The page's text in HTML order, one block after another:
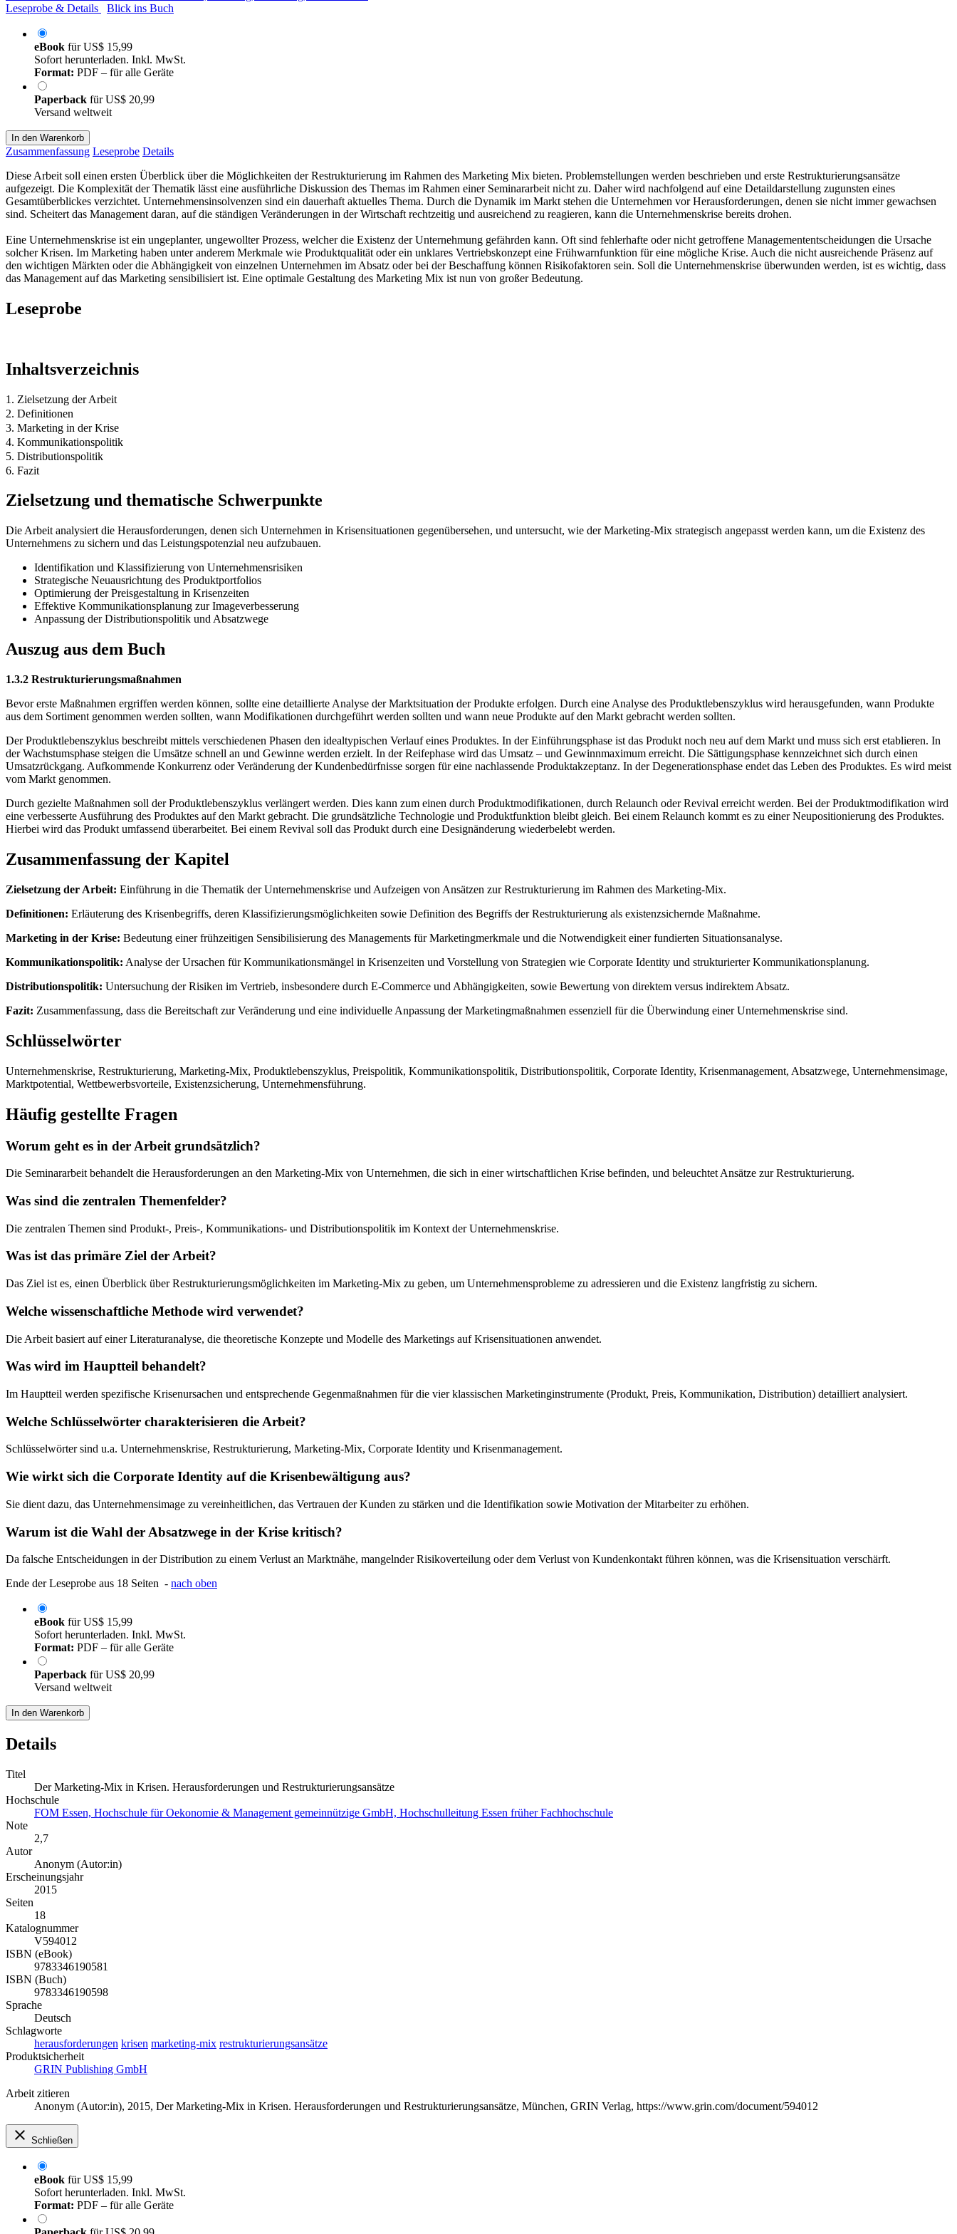
Leseprobe & Details
Blick ins Buch
eBook fürUS$ 15,99
Sofort herunterladen. Inkl. MwSt.
Format: PDF – für alle Geräte
Paperback fürUS$ 20,99
Versand weltweit
In den Warenkorb
Zusammenfassung Leseprobe Details
Diese Arbeit soll einen ersten Überblick über die Möglichkeiten der Restrukturierung im Rahmen des Marketing Mix bieten. Problemstellungen werden beschrieben und erste Restrukturierungsansätze
aufgezeigt. Die Komplexität der Thematik lässt eine ausführliche Diskussion des Themas im Rahmen einer Seminararbeit nicht zu. Daher wird nachfolgend auf eine Detaildarstellung zugunsten eines
Gesamtüberblickes verzichtet. Unternehmensinsolvenzen sind ein dauerhaft aktuelles Thema. Durch die Dynamik im Markt stehen die Unternehmen vor Herausforderungen, denen sie nicht immer gewachsen
sind. Scheitert das Management daran, auf die ständigen Veränderungen in der Wirtschaft rechtzeitig und ausreichend zu reagieren, kann die Unternehmenskrise bereits drohen.
Eine Unternehmenskrise ist ein ungeplanter, ungewollter Prozess, welcher die Existenz der Unternehmung gefährden kann. Oft sind fehlerhafte oder nicht getroffene Managemententscheidungen die Ursache
solcher Krisen. Im Marketing haben unter anderem Merkmale wie Produktqualität oder ein unklares Vertriebskonzept eine Frühwarnfunktion für eine mögliche Krise. Auch die nicht ausreichende Präsenz auf
den wichtigen Märkten oder die Abhängigkeit von einzelnen Unternehmen im Absatz oder bei der Beschaffung können Risikofaktoren sein. Soll die Unternehmenskrise überwunden werden, ist es wichtig, dass
das Management auf das Marketing sensibilisiert ist. Eine optimale Gestaltung des Marketing Mix ist nun von großer Bedeutung.
Leseprobe
Inhaltsverzeichnis
1. Zielsetzung der Arbeit
2. Definitionen
3. Marketing in der Krise
4. Kommunikationspolitik
5. Distributionspolitik
6. Fazit
Zielsetzung und thematische Schwerpunkte
Die Arbeit analysiert die Herausforderungen, denen sich Unternehmen in Krisensituationen gegenübersehen, und untersucht, wie der Marketing-Mix strategisch angepasst werden kann, um die Existenz des
Unternehmens zu sichern und das Leistungspotenzial neu aufzubauen.
Identifikation und Klassifizierung von Unternehmensrisiken
Strategische Neuausrichtung des Produktportfolios
Optimierung der Preisgestaltung in Krisenzeiten
Effektive Kommunikationsplanung zur Imageverbesserung
Anpassung der Distributionspolitik und Absatzwege
Auszug aus dem Buch
1.3.2 Restrukturierungsmaßnahmen
Bevor erste Maßnahmen ergriffen werden können, sollte eine detaillierte Analyse der Marktsituation der Produkte erfolgen. Durch eine Analyse des Produktlebenszyklus wird herausgefunden, wann Produkte
aus dem Sortiment genommen werden sollten, wann Modifikationen durchgeführt werden sollten und wann neue Produkte auf den Markt gebracht werden sollten.
Der Produktlebenszyklus beschreibt mittels verschiedenen Phasen den idealtypischen Verlauf eines Produktes. In der Einführungsphase ist das Produkt noch neu auf dem Markt und muss sich erst etablieren. In
der Wachstumsphase steigen die Umsätze schnell an und Gewinne werden erzielt. In der Reifephase wird das Umsatz – und Gewinnmaximum erreicht. Die Sättigungsphase kennzeichnet sich durch einen
Umsatzrückgang. Aufkommende Konkurrenz oder Veränderung der Kundenbedürfnisse sorgen für eine nachlassende Produktakzeptanz. In der Degenerationsphase endet das Leben des Produktes. Es wird meist
vom Markt genommen.
Durch gezielte Maßnahmen soll der Produktlebenszyklus verlängert werden. Dies kann zum einen durch Produktmodifikationen, durch Relaunch oder Revival erreicht werden. Bei der Produktmodifikation wird
eine verbesserte Ausführung des Produktes auf den Markt gebracht. Die grundsätzliche Technologie und Produktfunktion bleibt gleich. Bei einem Relaunch kommt es zu einer Neupositionierung des Produktes.
Hierbei wird das Produkt umfassend überarbeitet. Bei einem Revival soll das Produkt durch eine Designänderung wiederbelebt werden.
Zusammenfassung der Kapitel
Zielsetzung der Arbeit: Einführung in die Thematik der Unternehmenskrise und Aufzeigen von Ansätzen zur Restrukturierung im Rahmen des Marketing-Mix.
Definitionen: Erläuterung des Krisenbegriffs, deren Klassifizierungsmöglichkeiten sowie Definition des Begriffs der Restrukturierung als existenzsichernde Maßnahme.
Marketing in der Krise: Bedeutung einer frühzeitigen Sensibilisierung des Managements für Marketingmerkmale und die Notwendigkeit einer fundierten Situationsanalyse.
Kommunikationspolitik: Analyse der Ursachen für Kommunikationsmängel in Krisenzeiten und Vorstellung von Strategien wie Corporate Identity und strukturierter Kommunikationsplanung.
Distributionspolitik: Untersuchung der Risiken im Vertrieb, insbesondere durch E-Commerce und Abhängigkeiten, sowie Bewertung von direktem versus indirektem Absatz.
Fazit: Zusammenfassung, dass die Bereitschaft zur Veränderung und eine individuelle Anpassung der Marketingmaßnahmen essenziell für die Überwindung einer Unternehmenskrise sind.
Schlüsselwörter
Unternehmenskrise, Restrukturierung, Marketing-Mix, Produktlebenszyklus, Preispolitik, Kommunikationspolitik, Distributionspolitik, Corporate Identity, Krisenmanagement, Absatzwege, Unternehmensimage,
Marktpotential, Wettbewerbsvorteile, Existenzsicherung, Unternehmensführung.
Häufig gestellte Fragen
Worum geht es in der Arbeit grundsätzlich?
Die Seminararbeit behandelt die Herausforderungen an den Marketing-Mix von Unternehmen, die sich in einer wirtschaftlichen Krise befinden, und beleuchtet Ansätze zur Restrukturierung.
Was sind die zentralen Themenfelder?
Die zentralen Themen sind Produkt-, Preis-, Kommunikations- und Distributionspolitik im Kontext der Unternehmenskrise.
Was ist das primäre Ziel der Arbeit?
Das Ziel ist es, einen Überblick über Restrukturierungsmöglichkeiten im Marketing-Mix zu geben, um Unternehmensprobleme zu adressieren und die Existenz langfristig zu sichern.
Welche wissenschaftliche Methode wird verwendet?
Die Arbeit basiert auf einer Literaturanalyse, die theoretische Konzepte und Modelle des Marketings auf Krisensituationen anwendet.
Was wird im Hauptteil behandelt?
Im Hauptteil werden spezifische Krisenursachen und entsprechende Gegenmaßnahmen für die vier klassischen Marketinginstrumente (Produkt, Preis, Kommunikation, Distribution) detailliert analysiert.
Welche Schlüsselwörter charakterisieren die Arbeit?
Schlüsselwörter sind u.a. Unternehmenskrise, Restrukturierung, Marketing-Mix, Corporate Identity und Krisenmanagement.
Wie wirkt sich die Corporate Identity auf die Krisenbewältigung aus?
Sie dient dazu, das Unternehmensimage zu vereinheitlichen, das Vertrauen der Kunden zu stärken und die Identifikation sowie Motivation der Mitarbeiter zu erhöhen.
Warum ist die Wahl der Absatzwege in der Krise kritisch?
Da falsche Entscheidungen in der Distribution zu einem Verlust an Marktnähe, mangelnder Risikoverteilung oder dem Verlust von Kundenkontakt führen können, was die Krisensituation verschärft.
Ende der Leseprobe aus 18 Seiten - nach oben
eBook fürUS$ 15,99
Sofort herunterladen. Inkl. MwSt.
Format: PDF – für alle Geräte
Paperback fürUS$ 20,99
Versand weltweit
In den Warenkorb
Details
Titel
Der Marketing-Mix in Krisen. Herausforderungen und Restrukturierungsansätze
Hochschule
FOM Essen, Hochschule für Oekonomie & Management gemeinnützige GmbH, Hochschulleitung Essen früher Fachhochschule
Note
2,7
Autor
Anonym (Autor:in)
Erscheinungsjahr
2015
Seiten
18
Katalognummer
V594012
ISBN (eBook)
9783346190581
ISBN (Buch)
9783346190598
Sprache
Deutsch
Schlagworte
herausforderungen krisen marketing-mix restrukturierungsansätze
Produktsicherheit
GRIN Publishing GmbH
Arbeit zitieren
Anonym (Autor:in), 2015, Der Marketing-Mix in Krisen. Herausforderungen und Restrukturierungsansätze, München, GRIN Verlag, https://www.grin.com/document/594012
Schließen
eBook fürUS$ 15,99
Sofort herunterladen. Inkl. MwSt.
Format: PDF – für alle Geräte